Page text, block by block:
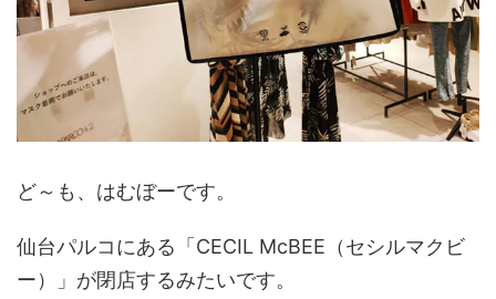
ど～も、はむぼーです。
仙台パルコにある「CECIL McBEE（セシルマクビ
ー）」が閉店するみたいです。